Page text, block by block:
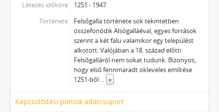
Létezés időköre
1251 - 1947
Története
Felsőgalla története sok tekintetben
összefonódik Alsógalláéval, egyes források
szerint a két falu valamikor egy települést
alkotott. Valójában a 18. század előtti
Felsőgalláról nem sokat tudunk. Bizonyos,
hogy első fennmaradt okleveles említése
1251-ből ... »
Kapcsolódási pontok adatcsoport